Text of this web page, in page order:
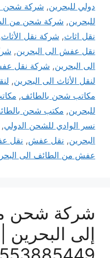
دولي للبحرين, شركة شحن
للبحرين, شركة شحن من
نقل اثاث, شركة نقل الأثاث,
نقل عفش الى البحرين,
الى البحرين, شركة نقل
لنقل الأثاث الى البحرين,
مكاتب شحن بالطائف,
للبحرين, مكتب شحن
نسر الوادي للشحن الدولي,
البحرين, نقل عفش, نقل
عفش من الطائف الى
شركة شحن
إلى البحرين |